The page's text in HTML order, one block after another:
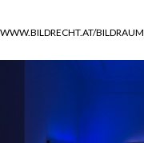
WWW.BILDRECHT.AT/BILDRAUM